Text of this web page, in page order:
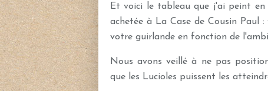
Et voici le tableau que j'ai peint en
achetée à La Case de Cousin Paul
votre guirlande en fonction de
Nous avons veillé à ne pas
que les Lucioles puissent les